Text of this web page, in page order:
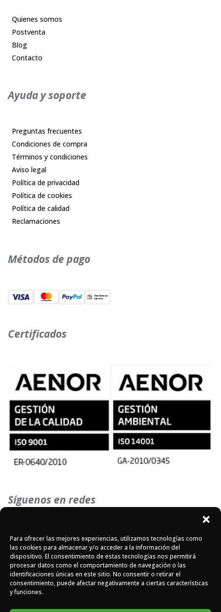
Para ofrecer las mejores experiencias, utilizamos tecnologías como
las cookies para almacenar y/o acceder a la información del
dispositivo. El consentimiento de estas tecnologías nos permitirá
procesar datos como el comportamiento de navegación o las
identificaciones únicas en este sitio. No consentir o retirar el
consentimiento, puede afectar negativamente a ciertas características
y funciones.
Quienes somos
Postventa
Blog
Contacto
Ayuda y soporte
Preguntas frecuentes
Condiciones de compra
Términos y condiciones
Aviso legal
Política de privacidad
Política de cookies
Política de calidad
Reclamaciones
Métodos de pago
Certificados
Síguenos en redes
Instagram
Facebook
X